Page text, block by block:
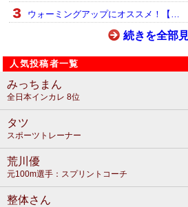
ウォーミングアップにオススメ！【…
続きを全部
人気投稿者一覧
みっちまん
全日本インカレ 8位
タツ
スポーツトレーナー
荒川優
元100m選手：スプリントコーチ
整体さん